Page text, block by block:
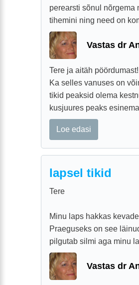
perearsti sõnul nõrgema
tihemini ning need on
Vastas dr
Tere ja aitäh pöördumast!
Ka selles vanuses on
tikid peaksid olema
kusjuures peaks
Loe edasi
lapsel tikid
Tere
Minu laps hakkas
Praeguseks on see
pilgutab silmi aga minu
Vastas dr